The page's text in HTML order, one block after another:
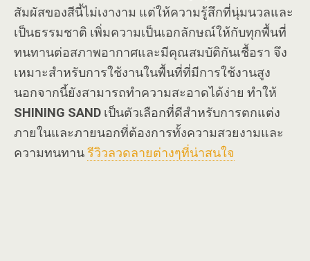
สัมผัสของสีนี้ไม่เงางาม แต่ให้ความรู้สึกที่นุ่มนวลและ
เป็นธรรมชาติ เพิ่มความเป็นเอกลักษณ์ให้กับทุกพื้นที่
ทนทานต่อสภาพอากาศและมีคุณสมบัติกันเชื้อรา จึง
เหมาะสำหรับการใช้งานในพื้นที่ที่มีการใช้งานสูง
นอกจากนี้ยังสามารถทำความสะอาดได้ง่าย ทำให้
SHINING SAND เป็นตัวเลือกที่ดีสำหรับการตกแต่ง
ภายในและภายนอกที่ต้องการทั้งความสวยงามและ
ความทนทานรีวิวลวดลายต่างๆที่น่าสนใจ